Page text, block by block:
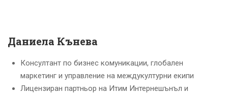
Даниела Кънева
Консултант по бизнес комуникации, глобален
маркетинг и управление на междукултурни екипи
Лицензиран партньор на Итим Интернешънъл и